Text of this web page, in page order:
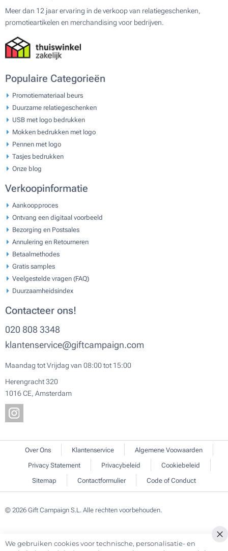
Meer dan 12 jaar ervaring in de verkoop van relatiegeschenken,
promotieartikelen en merchandising voor bedrijven.
Populaire Categorieën
Promotiemateriaal beurs
Duurzame relatiegeschenken
USB met logo bedrukken
Mokken bedrukken met logo
Pennen met logo
Tasjes bedrukken
Onze blog
Verkoopinformatie
Aankoopproces
Ontvang een digitaal voorbeeld
Bezorging en Postsales
Annulering en Retourneren
Betaalmethodes
Gratis samples
Veelgestelde vragen (FAQ)
Duurzaamheidsindex
Contacteer ons!
020 808 3348
klantenservice@giftcampaign.com
Maandag tot Vrijdag van 08:00 tot 15:00
Herengracht 320
1016 CE, Amsterdam
Over Ons Klantenservice
Algemene Voowaarden
Privacy Statement
Privacybeleid
Cookiebeleid
Sitemap
Contactformulier Code of Conduct
© 2026 Gift Campaign S.L. Alle rechten voorbehouden.
We gebruiken cookies voor technische, personalisatie- en